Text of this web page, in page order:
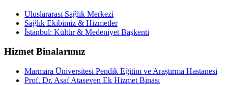
Uluslararası Sağlık Merkezi
Sağlık Ekibimiz & Hizmetler
İstanbul: Kültür & Medeniyet Başkenti
Hizmet Binalarımız
Marmara Üniversitesi Pendik Eğitim ve Araştırma Hastanesi
Prof. Dr. Asaf Ataseven Ek Hizmet Binası